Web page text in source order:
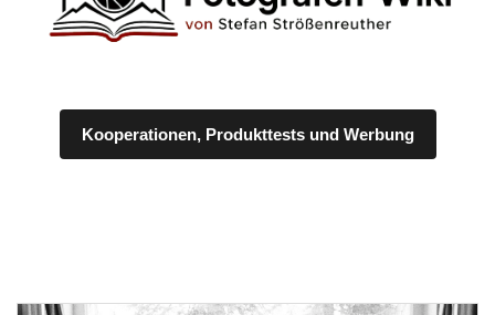
Kooperationen, Produkttests und Werbung